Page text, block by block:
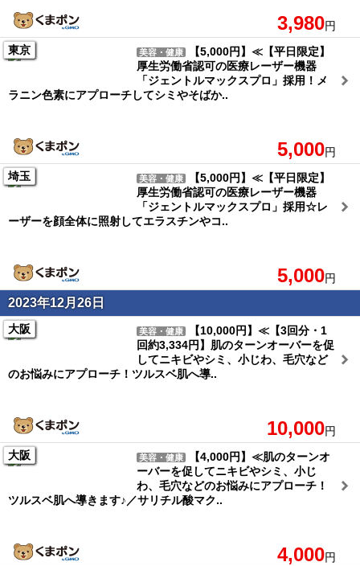
3,980円
東京
美容・健康
【5,000円】≪【平日限定】
厚生労働省認可の医療レーザー機器
「ジェントルマックスプロ」採用！メ
ラニン色素にアプローチしてシミやそばか..
5,000円
埼玉
美容・健康
【5,000円】≪【平日限定】
厚生労働省認可の医療レーザー機器
「ジェントルマックスプロ」採用☆レ
ーザーを顔全体に照射してエラスチンやコ..
5,000円
2023年12月26日
大阪 美容・健康
【10,000円】≪【3回分・1
回約3,334円】肌のターンオーバーを促
してニキビやシミ、小じわ、毛穴など
のお悩みにアプローチ！ツルスベ肌へ導..
10,000円
大阪
美容・健康
【4,000円】≪肌のターンオ
ーバーを促してニキビやシミ、小じ
わ、毛穴などのお悩みにアプローチ！
ツルスベ肌へ導きます♪／サリチル酸マク..
4,000円